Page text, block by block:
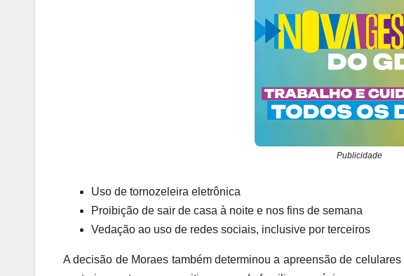
Publicidade
Uso de tornozeleira eletrônica
Proibição de sair de casa à noite e nos fins de semana
Vedação ao uso de redes sociais, inclusive por terceiros
A decisão de Moraes também determinou a apreensão de